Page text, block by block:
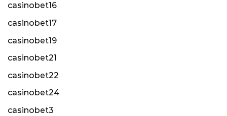
casinobet16
casinobet17
casinobet19
casinobet21
casinobet22
casinobet24
casinobet3